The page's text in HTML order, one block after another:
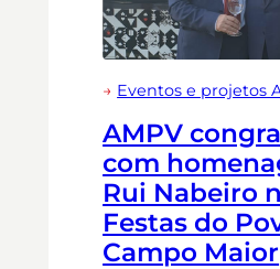
→ Eventos e projetos
AMPV
com
Rui Nabeiro
Festas do
Campo Maior